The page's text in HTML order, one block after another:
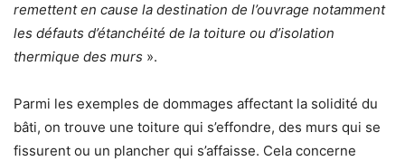
remettent en cause la destination de l’ouvrage notamment
les défauts d’étanchéité de la toiture ou d’isolation
thermique des murs ».
Parmi les exemples de dommages affectant la solidité du
bâti, on trouve une toiture qui s’effondre, des murs qui se
fissurent ou un plancher qui s’affaisse. Cela concerne